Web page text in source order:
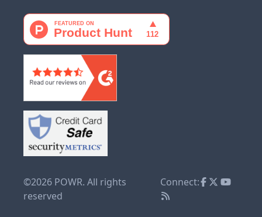
©2026 POWR. All rights
reserved
Connect: